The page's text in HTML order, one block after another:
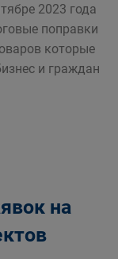
2023 года
поправки
которые
и граждан
на